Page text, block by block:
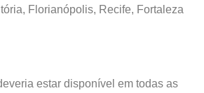
Florianópolis, Recife, Fortaleza
estar disponível em todas as